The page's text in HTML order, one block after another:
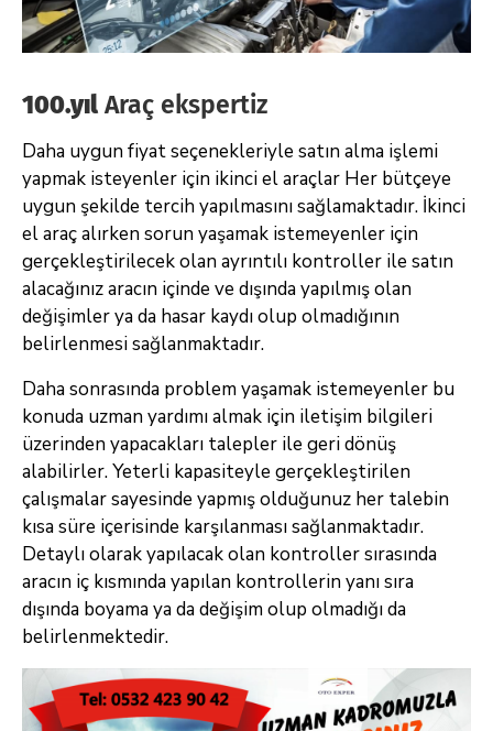
100.yıl Araç ekspertiz
Daha uygun fiyat seçenekleriyle satın alma işlemi
yapmak isteyenler için ikinci el araçlar Her bütçeye
uygun şekilde tercih yapılmasını sağlamaktadır. İkinci
el araç alırken sorun yaşamak istemeyenler için
gerçekleştirilecek olan ayrıntılı kontroller ile satın
alacağınız aracın içinde ve dışında yapılmış olan
değişimler ya da hasar kaydı olup olmadığının
belirlenmesi sağlanmaktadır.
Daha sonrasında problem yaşamak istemeyenler bu
konuda uzman yardımı almak için iletişim bilgileri
üzerinden yapacakları talepler ile geri dönüş
alabilirler. Yeterli kapasiteyle gerçekleştirilen
çalışmalar sayesinde yapmış olduğunuz her talebin
kısa süre içerisinde karşılanması sağlanmaktadır.
Detaylı olarak yapılacak olan kontroller sırasında
aracın iç kısmında yapılan kontrollerin yanı sıra
dışında boyama ya da değişim olup olmadığı da
belirlenmektedir.